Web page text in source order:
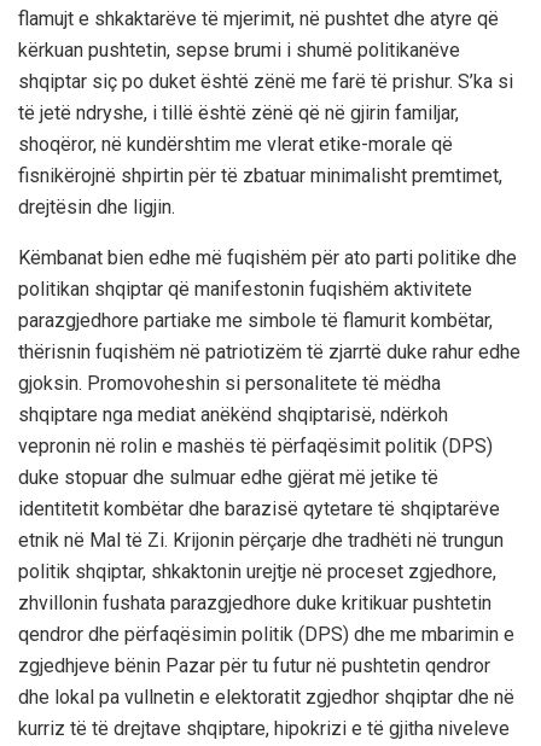
flamujt e shkaktarëve të mjerimit, në pushtet dhe atyre që
kërkuan pushtetin, sepse brumi i shumë politikanëve
shqiptar siç po duket është zënë me farë të prishur. S’ka si
të jetë ndryshe, i tillë është zënë që në gjirin familjar,
shoqëror, në kundërshtim me vlerat etike-morale që
fisnikërojnë shpirtin për të zbatuar minimalisht premtimet,
drejtësin dhe ligjin.
Këmbanat bien edhe më fuqishëm për ato parti politike dhe
politikan shqiptar që manifestonin fuqishëm aktivitete
parazgjedhore partiake me simbole të flamurit kombëtar,
thërisnin fuqishëm në patriotizëm të zjarrtë duke rahur edhe
gjoksin. Promovoheshin si personalitete të mëdha
shqiptare nga mediat anëkënd shqiptarisë, ndërkoh
vepronin në rolin e mashës të përfaqësimit politik (DPS)
duke stopuar dhe sulmuar edhe gjërat më jetike të
identitetit kombëtar dhe barazisë qytetare të shqiptarëve
etnik në Mal të Zi. Krijonin përçarje dhe tradhëti në trungun
politik shqiptar, shkaktonin urejtje në proceset zgjedhore,
zhvillonin fushata parazgjedhore duke kritikuar pushtetin
qendror dhe përfaqësimin politik (DPS) dhe me mbarimin e
zgjedhjeve bënin Pazar për tu futur në pushtetin qendror
dhe lokal pa vullnetin e elektoratit zgjedhor shqiptar dhe në
kurriz të të drejtave shqiptare, hipokrizi e të gjitha niveleve